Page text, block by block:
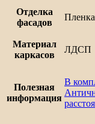
Отделка
фасадов
Материал
каркасов
ЛДСП
Полезная
информация
В